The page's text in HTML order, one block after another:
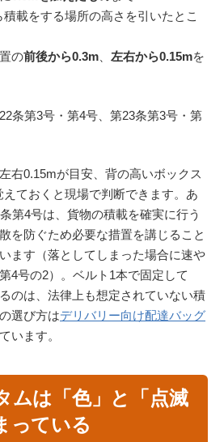
積載をする場所の高さを引いたとこ
の前後から0.3m、 左右から0.15mを
条第3号・第4号、第23条第3号・第
右0.15mが目安、背の高いボックス
ておくと現場で判断できます。あ
第4号は、貨物の積載を確実に行う
を防ぐため必要な措置を講じること
ます（落としてしまった場合に速や
4号の2）。ベルト1本で固定して
のは、法律上も想定されていない積
選び方はデリバリー向け配達バッグ
います。
ムは「色」と「点滅
っている